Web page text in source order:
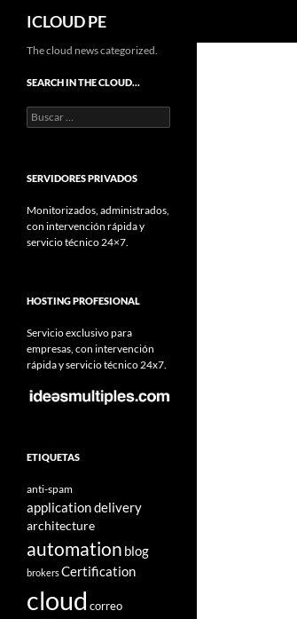
Saltar
contenido
ICLOUD PE
The cloud news categorized.
SEARCH IN THE CLOUD…
Buscar:
SERVIDORES PRIVADOS
Monitorizados, administrados,
con intervención rápida y
servicio técnico 24×7.
HOSTING PROFESIONAL
Servicio exclusivo para
empresas, con intervención
rápida y servicio técnico 24x7.
ETIQUETAS
anti-spam
application delivery
architecture
automation blog
brokersCertification
cloud correo